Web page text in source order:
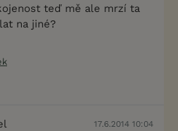
teď mě ale mrzí ta
na jiné?
17.6.2014 10:04